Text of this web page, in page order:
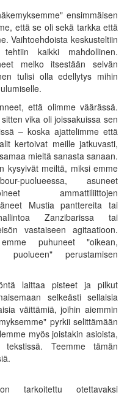
ensimmäisen
että se oli sekä tarkka että
Vaihtoehdoista keskusteltiin
kaikki mahdollinen.
melko itsestään selvän
tulisi olla edellytys mihin
että olimme väärässä.
vika oli joissakuissa sen
– koska ajattelimme että
kertoivat meille jatkuvasti,
mieltä sanasta sanaan.
kysyivät meiltä, miksi emme
puolueessa, asuneet
ammattiliittojen
Mustia panttereita tai
Zanzibarissa tai
vastaiseen agitaatioon.
puhuneet "oikean,
puolueen" perustamisen
laittaa pisteet ja pilkut
selkeästi sellaisia
väittämiä, joihin aiemmin
pyrkii selittämään
myös joistakin asioista,
Teemme tämän
tarkoitettu otettavaksi